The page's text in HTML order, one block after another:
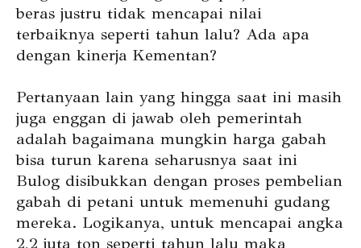
beras justru tidak mencapai nilai
terbaiknya seperti tahun lalu? Ada apa
dengan kinerja Kementan?
Pertanyaan lain yang hingga saat ini masih
juga enggan di jawab oleh pemerintah
adalah bagaimana mungkin harga gabah
bisa turun karena seharusnya saat ini
Bulog disibukkan dengan proses pembelian
gabah di petani untuk memenuhi gudang
mereka. Logikanya, untuk mencapai angka
2,2 juta ton seperti tahun lalu maka